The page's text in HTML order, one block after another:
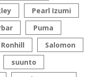
Pearl Izumi
Puma
Ronhill
Salomon
suunto